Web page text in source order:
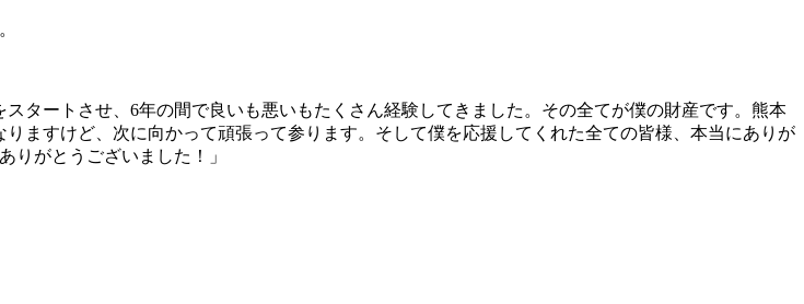
スタートさせ、6年の間で良いも悪いもたくさん経験してきました。その全てが僕の財産です。熊本
ますけど、次に向かって頑張って参ります。そして僕を応援してくれた全ての皆様、本当にありが
りがとうございました！」